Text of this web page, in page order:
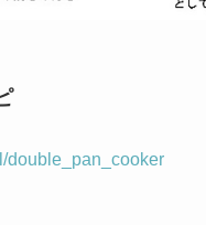
double_pan_cooker